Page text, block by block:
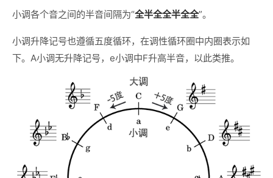
小调各个音之间的半音间隔为“全半全全半全全”。
小调升降记号也遵循五度循环，在调性循环圈中内圈表示如
下。A小调无升降记号，e小调中F升高半音，以此类推。